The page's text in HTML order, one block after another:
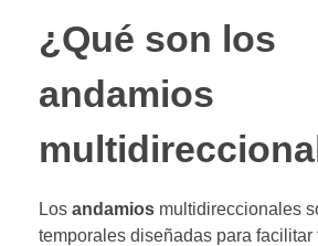
¿Qué son los
andamios
Los andamios multidireccionales
temporales diseñadas para facilitar